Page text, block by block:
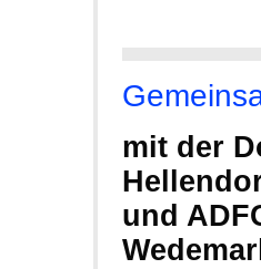
mit der
und